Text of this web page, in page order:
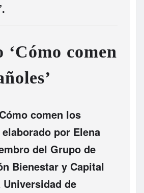
‘Cómo comen
comen los
elaborado por Elena
del Grupo de
Bienestar y Capital
de